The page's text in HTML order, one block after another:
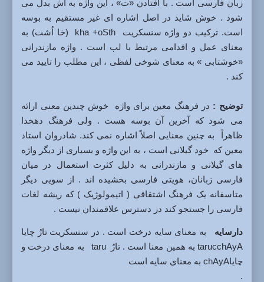
زبان فارسی است . با افتادن «ت» ، این واژه به اُش بدل می
شود . خوش شاید در اصل اشاره ای غیر مستقیم به بوسه
است. ترکیب دو واژه سنسکریت kha +oSth (خا اُشت) به
معنای عمل و اقدامی مرتبط با لب است . واژه مازندرانی
«خوشتابی » به معنای شوخی لفظی ، این مطلب را تایید می
کند .
توضیح : در فرهنگ معین برای واژه خوش چندین معنی ارائه
می شود که آخرین آن بوسه هست . ولی فرهنگ دهخدا
ظاهراً به چنین معنایی اصلاً اشاره نمی کند. شادروان استاد
معین که خود گیلانی است ، به این واژه و بسیاری از دیگر واژه
های گیلانی و مازندرانی به دلیل کثرت استعمال در میان
فارسی زبانان، هویتی فارسی بخشیده اند . از سویی دیگر
متاسفانه یک فرهنگ اشتقاقی ( اتیمولوژیک ) که ریشه لغات
فارسی را جستجو کند در دسترس علاقمندان نیست .
دارسایه به معنای سایه درخت است . در سنسکریت تارُ چایا
tarucchAyA به همین معنا است . تارُ taru به معنای درخت و
چایاchAyA به معنای سایه است
.